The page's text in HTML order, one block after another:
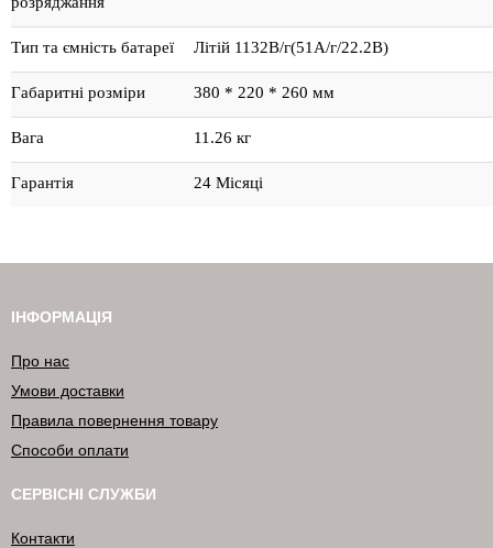
Тип та ємність батареї Літій 1132В/г(51А/г/22.2В)
Габаритні розміри 380 * 220 * 260 мм
Вага 11.26 кг
Гарантія 24 Місяці
ІНФОРМАЦІЯ
Про нас
Умови доставки
Правила повернення товару
Способи оплати
СЕРВІСНІ СЛУЖБИ
Контакти